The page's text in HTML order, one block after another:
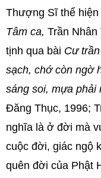
Thượng Sĩ thể
Tâm ca, Trần
tịnh qua bài Cư
sạch, chớ còn ngờ
sáng soi, mựa phải
Đăng Thục, 1996;
nghĩa là ở đời mà
cuộc đời, giác ngộ
quên đời của Phật